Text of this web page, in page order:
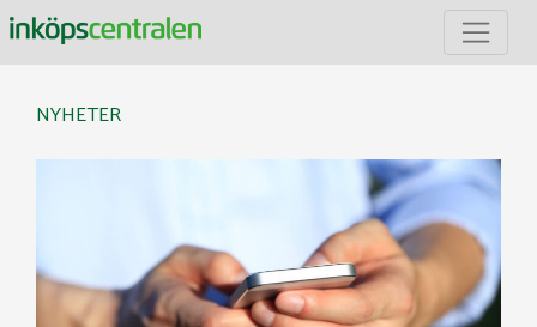
NYHETER